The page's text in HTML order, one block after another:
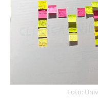
Foto: